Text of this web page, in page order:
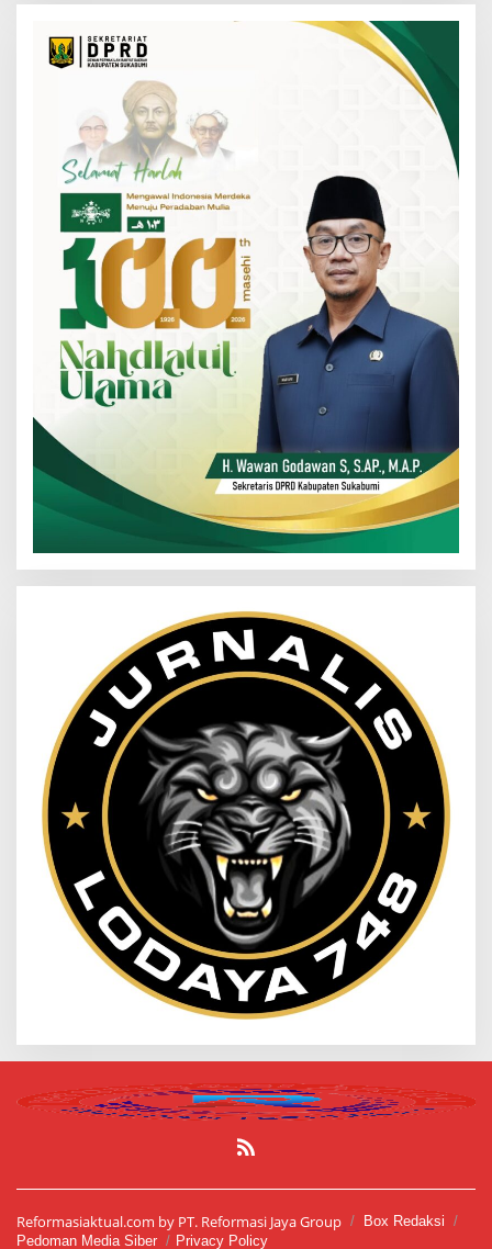
Reformasiaktual.com by PT. Reformasi Jaya Group
Box Redaksi
Pedoman Media Siber
Privacy Policy